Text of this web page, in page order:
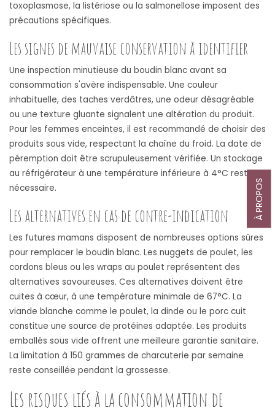
À PROPOS
toxoplasmose, la listériose ou la salmonellose imposent des
précautions spécifiques.
Les signes de mauvaise conservation à identifier
Une inspection minutieuse du boudin blanc avant sa
consommation s'avère indispensable. Une couleur
inhabituelle, des taches verdâtres, une odeur désagréable
ou une texture gluante signalent une altération du produit.
Pour les femmes enceintes, il est recommandé de choisir des
produits sous vide, respectant la chaîne du froid. La date de
péremption doit être scrupuleusement vérifiée. Un stockage
au réfrigérateur à une température inférieure à 4°C reste
nécessaire.
Les alternatives en cas de contre-indication
Les futures mamans disposent de nombreuses options sûres
pour remplacer le boudin blanc. Les nuggets de poulet, les
cordons bleus ou les wraps au poulet représentent des
alternatives savoureuses. Ces alternatives doivent être
cuites à cœur, à une température minimale de 67°C. La
viande blanche comme le poulet, la dinde ou le porc cuit
constitue une source de protéines adaptée. Les produits
emballés sous vide offrent une meilleure garantie sanitaire.
La limitation à 150 grammes de charcuterie par semaine
reste conseillée pendant la grossesse.
Les risques liés à la consommation de